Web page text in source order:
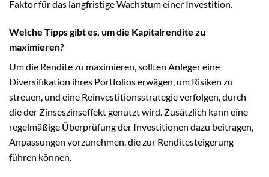
Faktor für das langfristige Wachstum einer Investition.
Welche Tipps gibt es, um die Kapitalrendite zu
maximieren?
Um die Rendite zu maximieren, sollten Anleger eine
Diversifikation ihres Portfolios erwägen, um Risiken zu
streuen, und eine Reinvestitionsstrategie verfolgen, durch
die der Zinseszinseffekt genutzt wird. Zusätzlich kann eine
regelmäßige Überprüfung der Investitionen dazu beitragen,
Anpassungen vorzunehmen, die zur Renditesteigerung
führen können.